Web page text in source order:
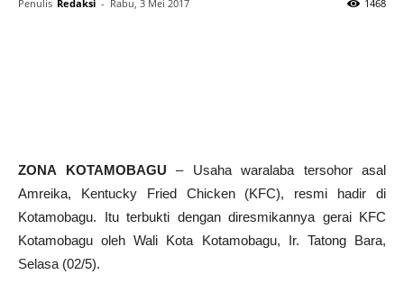
Penulis Redaksi - Rabu, 3 Mei 2017 1468
ZONA KOTAMOBAGU – Usaha waralaba tersohor asal
Amreika, Kentucky Fried Chicken (KFC), resmi hadir di
Kotamobagu. Itu terbukti dengan diresmikannya gerai KFC
Kotamobagu oleh Wali Kota Kotamobagu, Ir. Tatong Bara,
Selasa (02/5).